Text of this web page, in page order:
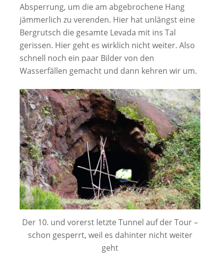
Absperrung, um die am abgebrochene Hang
jämmerlich zu verenden. Hier hat unlängst eine
Bergrutsch die gesamte Levada mit ins Tal
gerissen. Hier geht es wirklich nicht weiter. Also
schnell noch ein paar Bilder von den
Wasserfällen gemacht und dann kehren wir um.
Der 10. und vorerst letzte Tunnel auf der Tour –
schon gesperrt, weil es dahinter nicht weiter
geht